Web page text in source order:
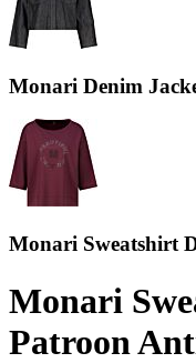
Monari Denim
Monari Sweatshirt
Monari
Patroon